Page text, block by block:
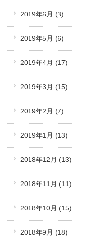
2019年6月 (3)
2019年5月 (6)
2019年4月 (17)
2019年3月 (15)
2019年2月 (7)
2019年1月 (13)
2018年12月 (13)
2018年11月 (11)
2018年10月 (15)
2018年9月 (18)